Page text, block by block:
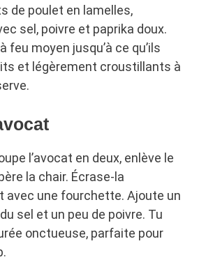
de poulet en lamelles,
sel, poivre et paprika doux.
feu moyen jusqu’à ce qu’ils
et légèrement croustillants à
l’avocat en deux, enlève le
la chair. Écrase-la
avec une fourchette. Ajoute un
sel et un peu de poivre. Tu
onctueuse, parfaite pour